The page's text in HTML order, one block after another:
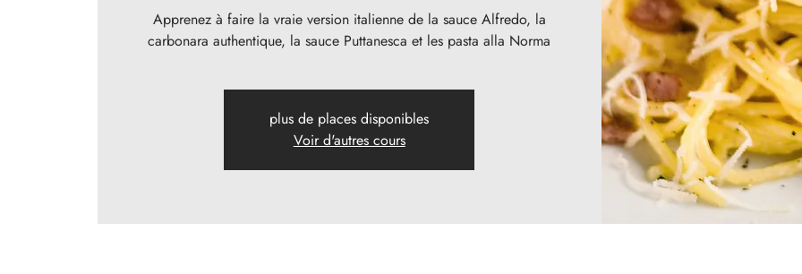
Apprenez à faire la vraie version italienne de la sauce Alfredo, la
carbonara authentique, la sauce Puttanesca et les pasta alla Norma
plus de places disponibles
Voir d'autres cours